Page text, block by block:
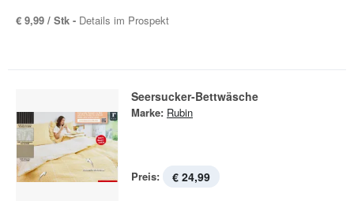
€ 9,99 / Stk - Details im Prospekt
Seersucker-Bettwäsche
Marke: Rubin
Preis: € 24,99